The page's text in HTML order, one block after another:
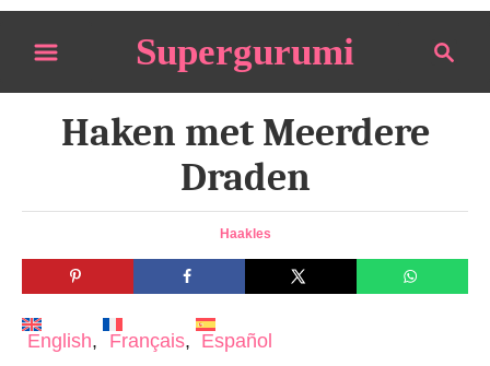
i
a
r
Supergurumi
Haken met Meerdere
Draden
C
a
o
Haakles
English Français Español